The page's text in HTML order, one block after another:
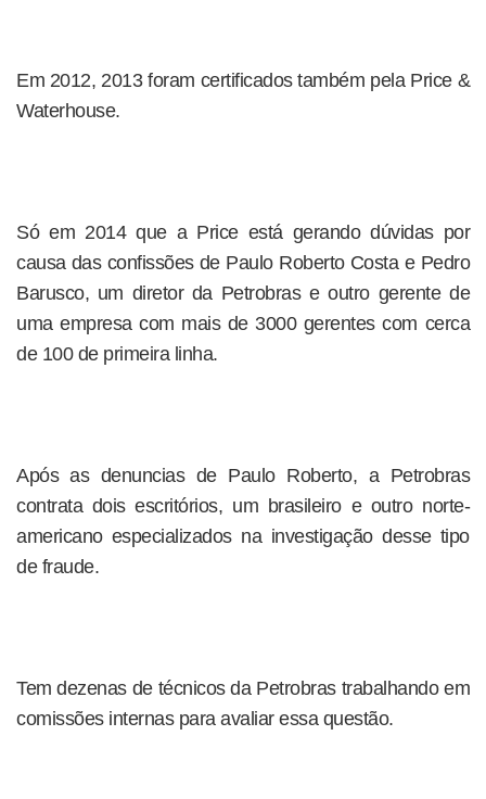
Em 2012, 2013 foram certificados também pela Price &
Waterhouse.
Só em 2014 que a Price está gerando dúvidas por
causa das confissões de Paulo Roberto Costa e Pedro
Barusco, um diretor da Petrobras e outro gerente de
uma empresa com mais de 3000 gerentes com cerca
de 100 de primeira linha.
Após as denuncias de Paulo Roberto, a Petrobras
contrata dois escritórios, um brasileiro e outro norte-
americano especializados na investigação desse tipo
de fraude.
Tem dezenas de técnicos da Petrobras trabalhando em
comissões internas para avaliar essa questão.